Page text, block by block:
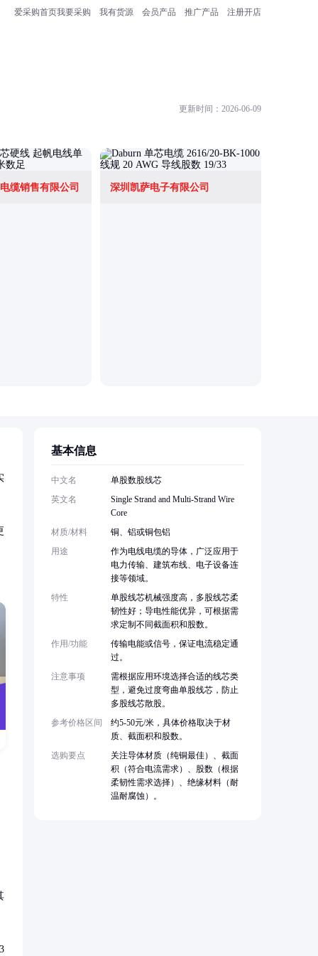
爱采购首页我要采购 我有货源 会员产品 推广产品 注册开店
更新时间：2026-06-09
缆销售有限公司 深圳凯萨电子有限公司
基本信息
中文名
单股数股线芯
英文名
Single Strand and Multi-Strand Wire
Core
材质/材料
铜、铝或铜包铝
用途
作为电线电缆的导体，广泛应用于
电力传输、建筑布线、电子设备连
接等领域。
特性
单股线芯机械强度高，多股线芯柔
韧性好；导电性能优异，可根据需
求定制不同截面积和股数。
作用/功能
传输电能或信号，保证电流稳定通
过。
注意事项
需根据应用环境选择合适的线芯类
型，避免过度弯曲单股线芯，防止
多股线芯散股。
参考价格区间
约5-50元/米，具体价格取决于材
质、截面积和股数。
选购要点
关注导体材质（纯铜最佳）、截面
积（符合电流需求）、股数（根据
柔韧性需求选择）、绝缘材料（耐
温耐腐蚀）。